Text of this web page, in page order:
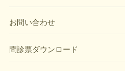
お問い合わせ
問診票ダウンロード